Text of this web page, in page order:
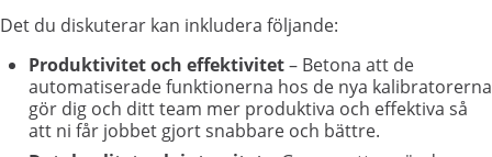
Det du diskuterar kan inkludera följande:
Produktivitet och effektivitet– Betona att de
automatiserade funktionerna hos de nya kalibratorerna
gör dig och ditt team mer produktiva och effektiva så
att ni får jobbet gjort snabbare och bättre.